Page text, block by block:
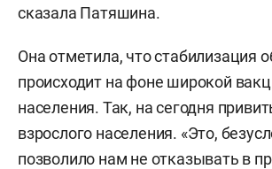
сказала Патяшина.
Она отметила, что стабилизация
происходит на фоне широкой
населения. Так, на сегодня
взрослого населения. «Это,
позволило нам не отказывать в